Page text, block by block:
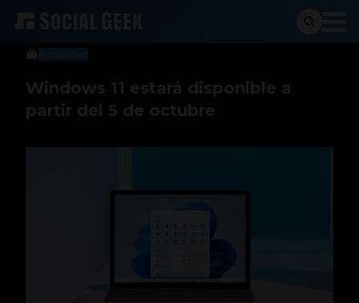
Social Geek
31 de agosto de 2021
Windows 11 estará disponible a
partir del 5 de octubre